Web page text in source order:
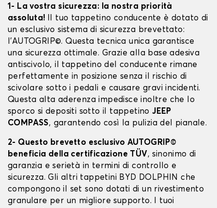
1- La vostra sicurezza: la nostra priorità
assoluta! Il tuo tappetino conducente è dotato di
un esclusivo sistema di sicurezza brevettato:
l’AUTOGRIP©. Questa tecnica unica garantisce
una sicurezza ottimale. Grazie alla base adesiva
antiscivolo, il tappetino del conducente rimane
perfettamente in posizione senza il rischio di
scivolare sotto i pedali e causare gravi incidenti.
Questa alta aderenza impedisce inoltre che lo
sporco si depositi sotto il tappetinoJEEP
COMPASS, garantendo così la pulizia del pianale.
2- Questo brevetto esclusivo AUTOGRIP©
beneficia della certificazione TÜV, sinonimo di
garanzia e serietà in termini di controllo e
sicurezza. Gli altri tappetini BYD DOLPHIN che
compongono il set sono dotati di un rivestimento
granulare per un migliore supporto. I tuoi